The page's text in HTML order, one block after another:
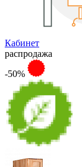
Кабинет
распродажа
-50%